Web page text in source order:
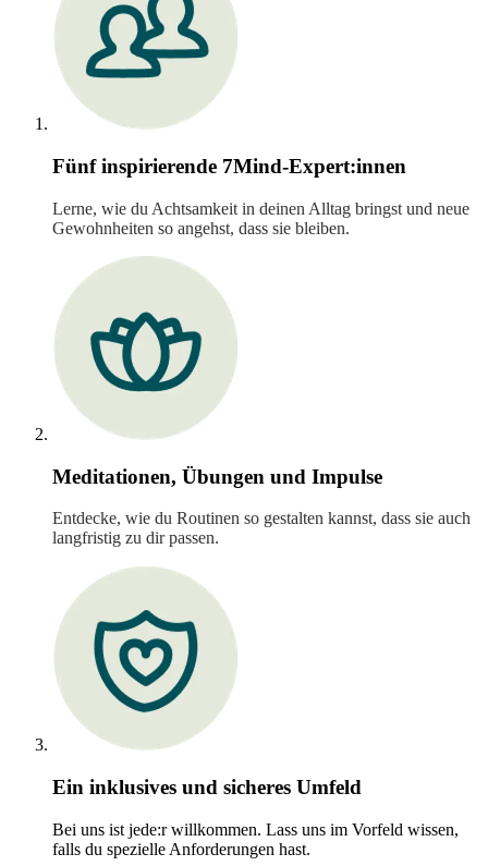
Fünf inspirierende 7Mind-Expert:innen
Lerne, wie du Achtsamkeit in deinen Alltag bringst und neue
Gewohnheiten so angehst, dass sie bleiben.
Meditationen, Übungen und Impulse
Entdecke, wie du Routinen so gestalten kannst, dass sie auch
langfristig zu dir passen.
Ein inklusives und sicheres Umfeld
Bei uns ist jede:r willkommen. Lass uns im Vorfeld wissen,
falls du spezielle Anforderungen hast.